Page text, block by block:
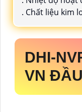
. Chất liệu kim
DHI-
VN